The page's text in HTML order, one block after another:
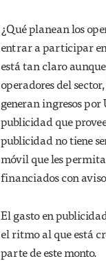
¿Qué planean los
entrar a participar
está tan claro
operadores del
generan ingresos
publicidad que
publicidad no tiene
móvil que les permita
financiados con
El gasto en
el ritmo al que está
parte de este monto.